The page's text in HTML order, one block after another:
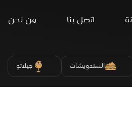
اتصل بنا من نحن
السندويشات جيلاتو